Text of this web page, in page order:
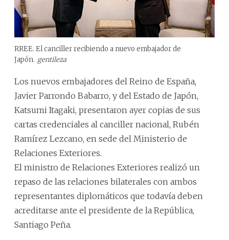
RREE. El canciller recibiendo a nuevo embajador de
Japón. gentileza
Los nuevos embajadores del Reino de España,
Javier Parrondo Babarro, y del Estado de Japón,
Katsumi Itagaki, presentaron ayer copias de sus
cartas credenciales al canciller nacional, Rubén
Ramírez Lezcano, en sede del Ministerio de
Relaciones Exteriores.
El ministro de Relaciones Exteriores realizó un
repaso de las relaciones bilaterales con ambos
representantes diplomáticos que todavía deben
acreditarse ante el presidente de la República,
Santiago Peña.